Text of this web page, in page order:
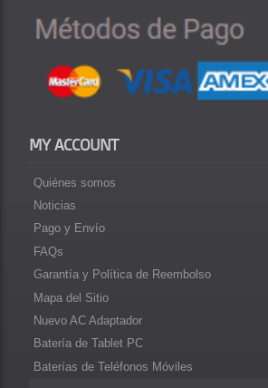
MY ACCOUNT
Quiénes somos
Noticias
Pago y Envío
FAQs
Garantía y Política de Reembolso
Mapa del Sitio
Nuevo AC Adaptador
Batería de Tablet PC
Baterías de Teléfonos Móviles